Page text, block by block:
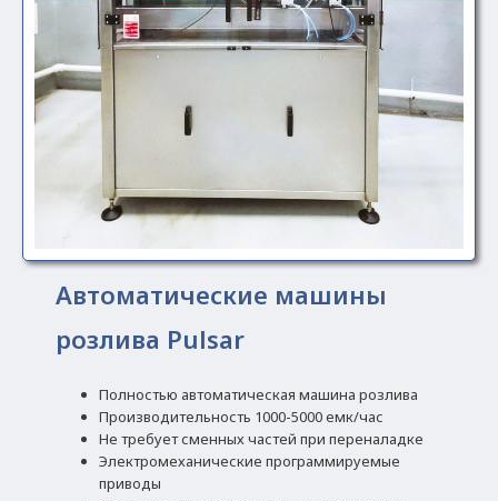
Автоматические машины
розлива Pulsar
Полностью автоматическая машина розлива
Производительность 1000-5000 емк/час
Не требует сменных частей при переналадке
Электромеханические программируемые
приводы